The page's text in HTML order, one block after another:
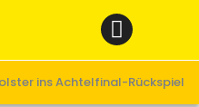
ins Achtelfinal-Rückspiel